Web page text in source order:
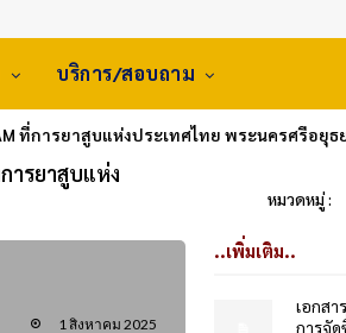
บริการ/สอบถาม
ที่การยาสูบแห่งประเทศไทย พระนครศรีอยุธ
ารยาสูบแห่ง
หมวดหมู่ :
1 สิงหาคม 2025
..เพิ่มเติม..
เอกสา
การจั